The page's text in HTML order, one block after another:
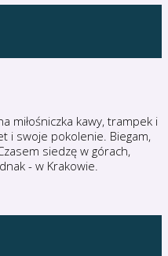
miłośniczka kawy, trampek i
i swoje pokolenie. Biegam,
siedzę w górach,
- w Krakowie.